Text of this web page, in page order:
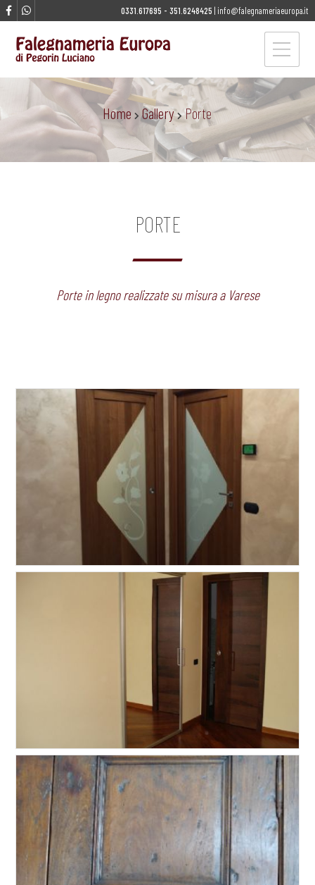
0331.617695 - 351.6248425 | info@falegnameriaeuropa.it
Home Gallery Porte
PORTE
Porte in legno realizzate su misura a Varese